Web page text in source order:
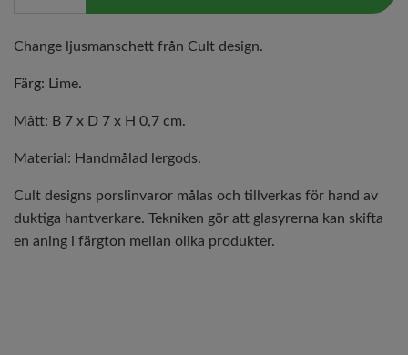
Change ljusmanschett från Cult design.
Färg: Lime.
Mått: B 7 x D 7 x H 0,7 cm.
Material: Handmålad lergods.
Cult designs porslinvaror målas och tillverkas för hand av
duktiga hantverkare. Tekniken gör att glasyrerna kan skifta
en aning i färgton mellan olika produkter.